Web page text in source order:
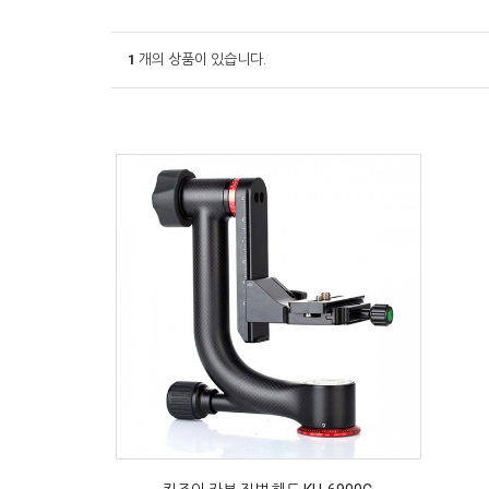
1 개의 상품이 있습니다.